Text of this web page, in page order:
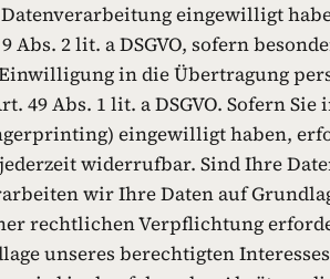
eingewilligt
9 Abs. 2 lit. a DSGVO, sofern
in die Übertragung
49 Abs. 1 lit. a DSGVO. Sofern
eingewilligt haben,
widerrufbar. Sind Ihre
wir Ihre Daten auf
rechtlichen Verpflichtung
unseres berechtigten